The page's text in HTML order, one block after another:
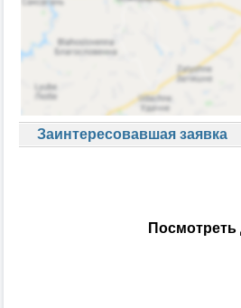
Заинтересовавшая заявка